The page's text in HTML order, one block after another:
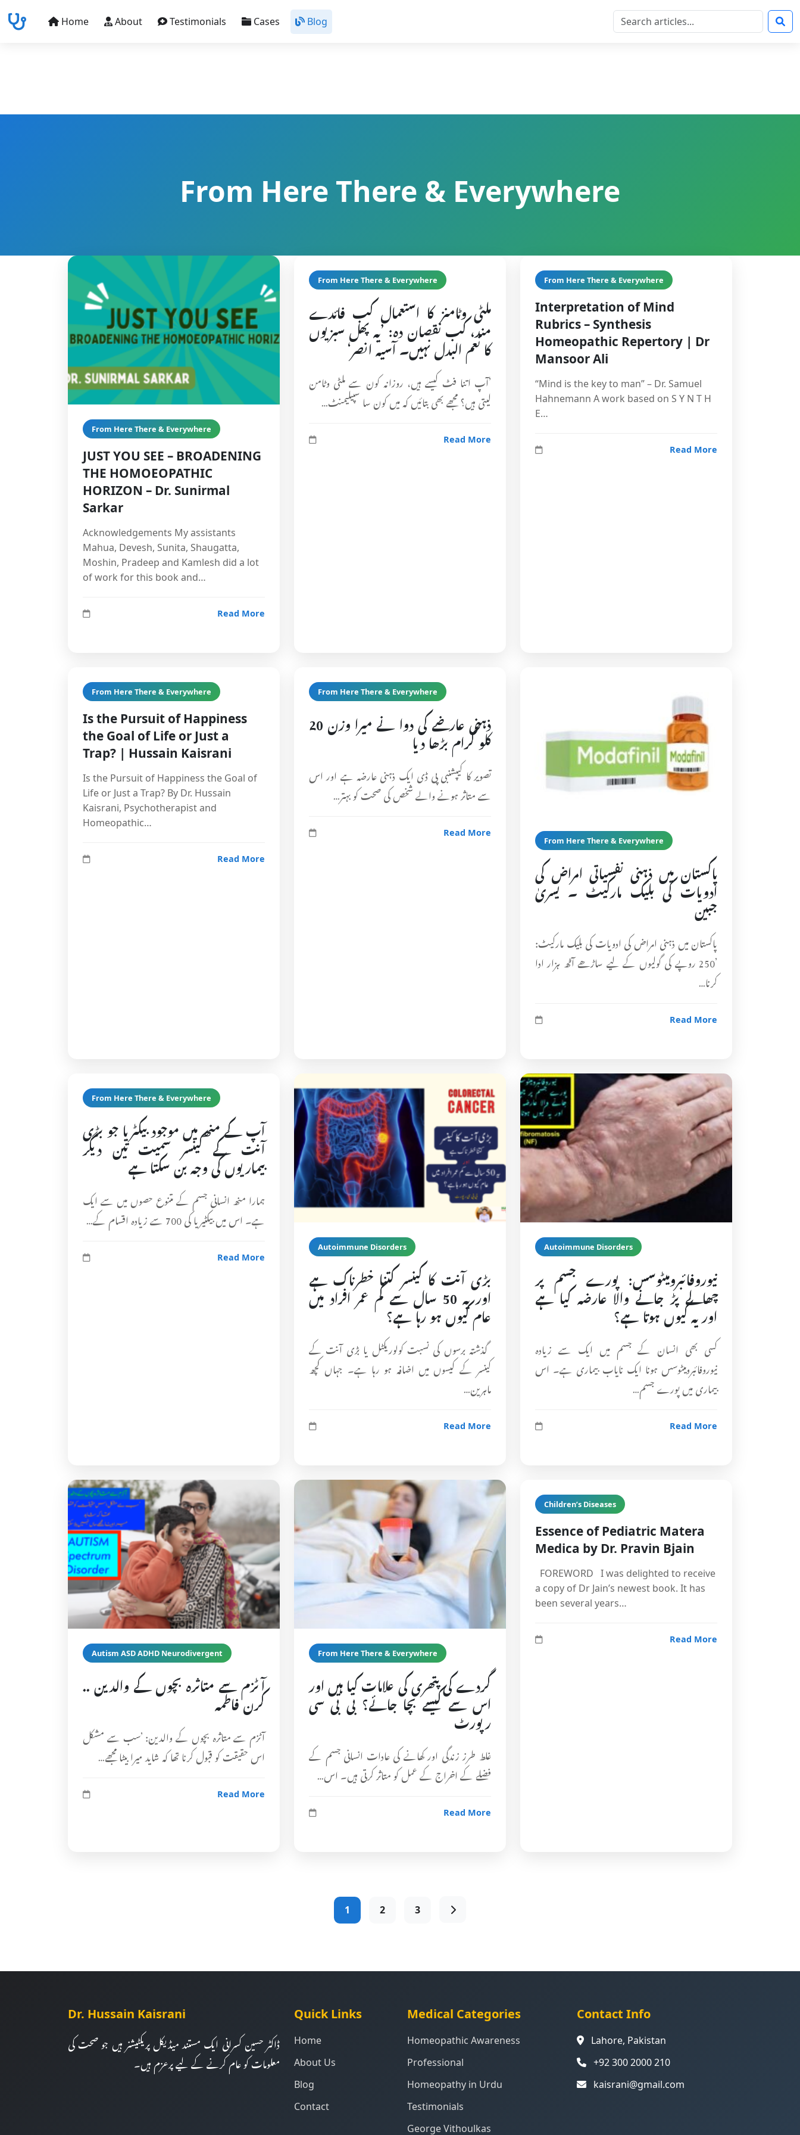
Home About Testimonials Cases Blog
From Here There & Everywhere
From Here There & Everywhere
JUST YOU SEE – BROADENING
THE HOMOEOPATHIC
HORIZON – Dr. Sunirmal
Sarkar
Acknowledgements My assistants
Mahua, Devesh, Sunita, Shaugatta,
Moshin, Pradeep and Kamlesh did a lot
of work for this book and…
Read More
From Here There & Everywhere
ملٹی وٹامنز کا استعمال کب فائدے
مند، کب نقصان دہ: ’یہ پھل سبزیوں
کا نعم البدل نہیں۔ آسیہ انصر‘
’آپ اتنا فٹ کیسے ہیں، روزانہ کون سے ملٹی وٹامن
لیتی ہیں؟ مجھے بھی بتائیں کہ میں کون سا سپیلیمنٹ…
Read More
From Here There & Everywhere
Interpretation of Mind
Rubrics – Synthesis
Homeopathic Repertory | Dr
Mansoor Ali
“Mind is the key to man” – Dr. Samuel
Hahnemann A work based on S Y N T H
E…
Read More
From Here There & Everywhere
Is the Pursuit of Happiness
the Goal of Life or Just a
Trap? | Hussain Kaisrani
Is the Pursuit of Happiness the Goal of
Life or Just a Trap? By Dr. Hussain
Kaisrani, Psychotherapist and
Homeopathic…
Read More
From Here There & Everywhere
ذہنی عارضے کی دوا نے میرا وزن 20
کلو گرام بڑھا دیا
تصویر کا کیپشنبی پی ڈی ایک ذہنی عارضہ ہے اور اس
سے متاثر ہونے والے شخص کی صحت کو بہتر…
Read More
From Here There & Everywhere
پاکستان میں ذہنی نفسیاتی امراض کی
ادویات کی بلیک مارکیٹ ۔ یسریٰ
جبین
پاکستان میں ذہنی امراض کی ادویات کی بلیک مارکیٹ:
’250 روپے کی گولیوں کے لیے ساڑھے آٹھ ہزار ادا
کرنا…
Read More
From Here There & Everywhere
آپ کے منھ میں موجود بیکٹریا جو بڑی
آنت کے کینسر سمیت تین دیگر
بیماریوں کی وجہ بن سکتا ہے
ہمارا منھ انسانی جسم کے متنوع حصوں میں سے ایک
ہے۔ اس میں بیکٹیریا کی 700 سے زیادہ اقسام کے…
Read More
Autoimmune Disorders
بڑی آنت کا کینسر کتنا خطرناک ہے
اور یہ 50 سال سے کم عمر افراد میں
عام کیوں ہو رہا ہے؟
گذشتہ برسوں کی نسبت کولوریکٹل یا بڑی آنت کے
کینسر کے کیسوں میں اضافہ ہو رہا ہے۔ جہاں کچھ
ماہرین…
Read More
Autoimmune Disorders
نیوروفائبرومیٹوسس: پورے جسم پر
چھالے پڑ جانے والا عارضہ کیا ہے
اور یہ کیوں ہوتا ہے؟
کسی بھی انسان کے جسم میں ایک سے زیادہ
نیوروفائبرومیٹوسس ہونا ایک نایاب بیماری ہے۔ اس
بیماری میں پورے جسم…
Read More
Autism ASD ADHD Neurodivergent
آٹزم سے متاثرہ بچوں کے والدین ..
کرن فاطمہ
آٹزم سے متاثرہ بچوں کے والدین: ’سب سے مشکل
اس حقیقت کو قبول کرنا تھا کہ شاید میرا بیٹا مجھے…
Read More
From Here There & Everywhere
گردے کی پتھری کی علامات کیا ہیں اور
اس سے کیسے بچا جائے؟ بی بی سی
رپورٹ
غلط طرز زندگی اور کھانے کی عادات انسانی جسم کے
فضلے کے اخراج کے عمل کو متاثر کرتی ہیں۔ اس…
Read More
Children’s Diseases
Essence of Pediatric Matera
Medica by Dr. Pravin Bjain
FOREWORD I was delighted to receive
a copy of Dr Jain’s newest book. It has
been several years…
Read More
1 2 3
Dr. Hussain Kaisrani
ڈاکٹر حسین کسرانی ایک مستند میڈیکل پریکٹیشنر ہیں جو صحت کی
معلومات کو عام کرنے کے لیے پرعزم ہیں۔
Quick Links
Home
About Us
Blog
Contact
Medical Categories
Homeopathic Awareness
Professional
Homeopathy in Urdu
Testimonials
George Vithoulkas
Contact Info
Lahore, Pakistan
+92 300 2000 210
kaisrani@gmail.com